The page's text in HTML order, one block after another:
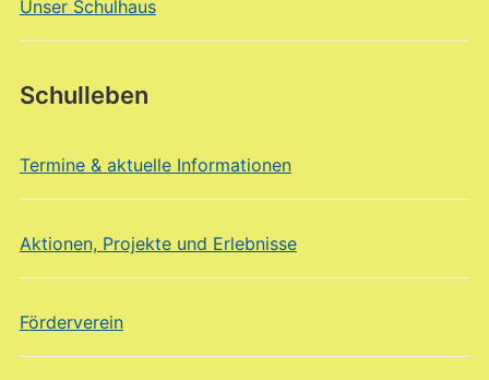
Unser Schulhaus
Schulleben
Termine & aktuelle Informationen
Aktionen, Projekte und Erlebnisse
Förderverein